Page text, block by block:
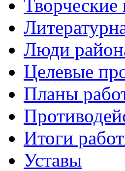
Творческие
Люди
Целевые
Планы
Итоги
Уставы